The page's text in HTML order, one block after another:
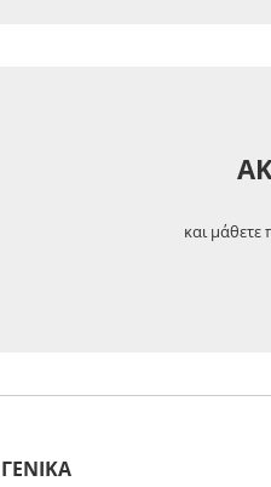
και μάθετε
ΓΕΝΙΚΑ